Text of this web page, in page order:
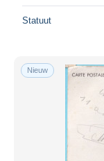
Van
PayPal
Visa
Statuut
Nieuw